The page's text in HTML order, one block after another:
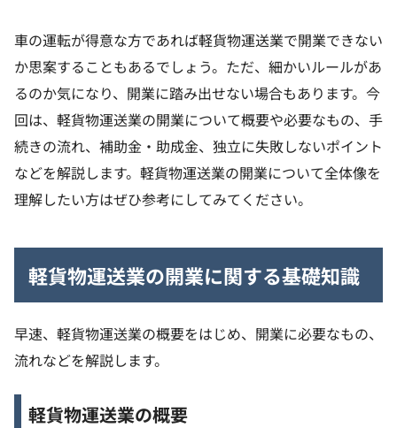
車の運転が得意な方であれば軽貨物運送業で開業できない
か思案することもあるでしょう。ただ、細かいルールがあ
るのか気になり、開業に踏み出せない場合もあります。今
回は、軽貨物運送業の開業について概要や必要なもの、手
続きの流れ、補助金・助成金、独立に失敗しないポイント
などを解説します。軽貨物運送業の開業について全体像を
理解したい方はぜひ参考にしてみてください。
軽貨物運送業の開業に関する基礎知識
早速、軽貨物運送業の概要をはじめ、開業に必要なもの、
流れなどを解説します。
軽貨物運送業の概要